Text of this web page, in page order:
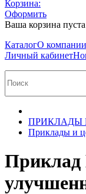
Корзина:
Оформить
Ваша корзина пуста
КаталогО компании
Личный кабинет
ПРИКЛАДЫ
Приклады и